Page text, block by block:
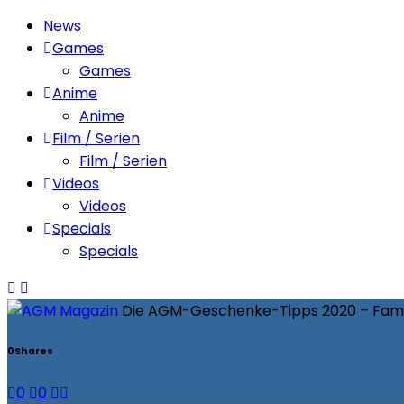
News
Games
Games
Anime
Anime
Film / Serien
Film / Serien
Videos
Videos
Specials
Specials
Die AGM-Geschenke-Tipps 2020 –
0Shares
0
0